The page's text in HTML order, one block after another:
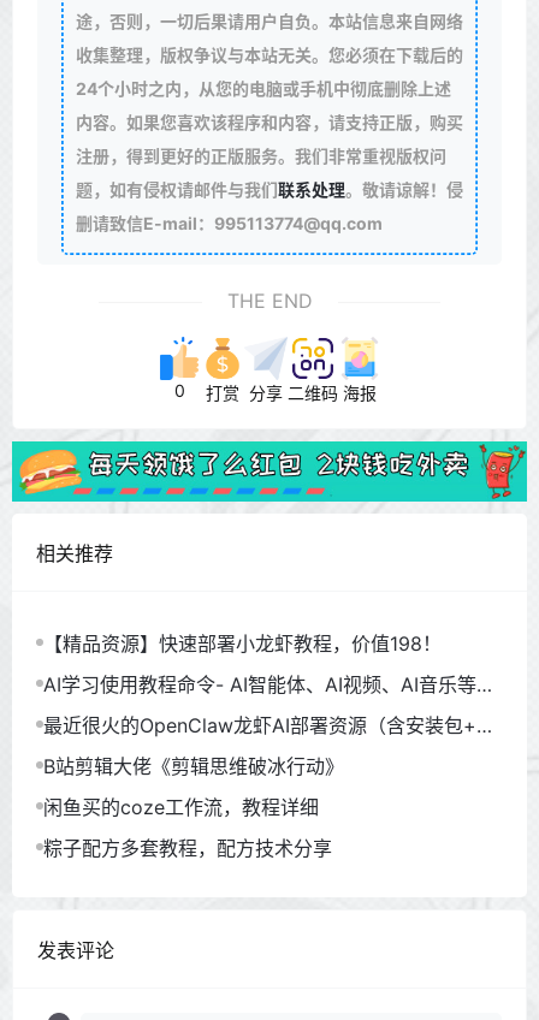
途，否则，一切后果请用户自负。本站信息来自网络
收集整理，版权争议与本站无关。您必须在下载后的
24个小时之内，从您的电脑或手机中彻底删除上述
内容。如果您喜欢该程序和内容，请支持正版，购买
注册，得到更好的正版服务。我们非常重视版权问
题，如有侵权请邮件与我们联系处理。敬请谅解！侵
删请致信E-mail：995113774@qq.com
THE END
0 打赏 分享 二维码 海报
相关推荐
【精品资源】快速部署小龙虾教程，价值198！
AI学习使用教程命令- AI智能体、AI视频、AI音乐等
（930GB）
最近很火的OpenClaw龙虾AI部署资源（含安装包+教
程）
B站剪辑大佬《剪辑思维破冰行动》
闲鱼买的coze工作流，教程详细
粽子配方多套教程，配方技术分享
发表评论